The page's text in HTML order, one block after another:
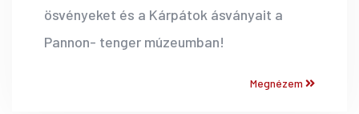
ösvényeket és a Kárpátok ásványait a
Pannon- tenger múzeumban!
Megnézem